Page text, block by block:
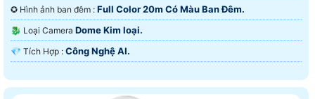
✪ Hình ảnh ban đêm : Full Color 20m Có Màu Ban Ðêm.
🐉️ Loại Camera Dome Kim loại.
️💎 Tích Hợp : Công Nghệ AI.